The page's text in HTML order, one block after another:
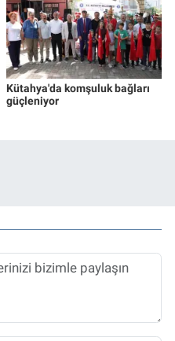
Kütahya'da komşuluk bağları
güçleniyor